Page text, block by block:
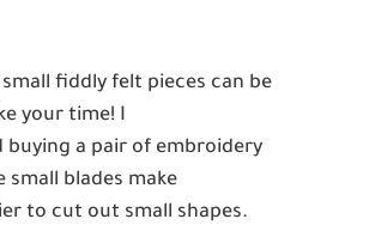
fiddly felt pieces can be
your time! I
buying a pair of embroidery
small blades make
to cut out small shapes.